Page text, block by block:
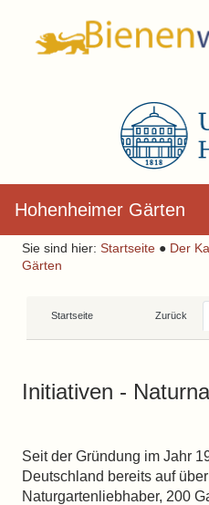
Hohenheimer Gärten
Sie sind hier: Startseite ● Der
Gärten
Startseite Zurück
Initiativen -
Seit der Gründung im Jahr
Deutschland bereits auf
Naturgartenliebhaber, 200